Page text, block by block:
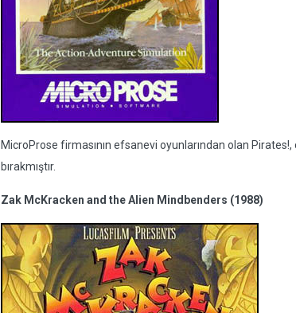
MicroProse firmasının efsanevi oyunlarından olan
bırakmıştır.
Zak McKracken and the Alien Mindbenders (1988)